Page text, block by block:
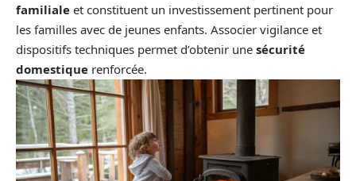
familiale et constituent un investissement pertinent pour
les familles avec de jeunes enfants. Associer vigilance et
dispositifs techniques permet d’obtenir une sécurité
domestique renforcée.